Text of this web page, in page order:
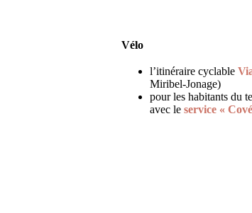
Vélo
l’itinéraire cyclable
Miribel-Jonage)
pour les habitants du
avec le service «